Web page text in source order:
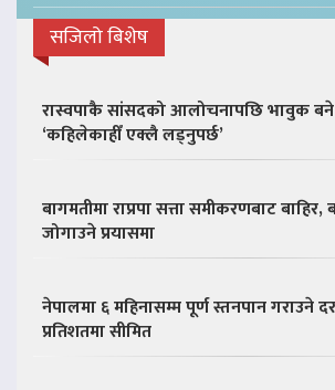
सजिलो बिशेष
रास्वपाकै सांसदको आलोचनापछि भावुक बने
‘कहिलेकाहीँ एक्लै लड्नुपर्छ’
बागमतीमा राप्रपा सत्ता समीकरणबाट बाहिर,
जोगाउने प्रयासमा
नेपालमा ६ महिनासम्म पूर्ण स्तनपान गराउने
प्रतिशतमा सीमित